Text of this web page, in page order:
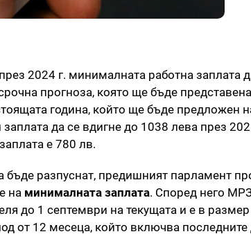
2024 г. минималната работна заплата
прогноза, която ще бъде
година, който ще бъде предложен
да се вдигне до 1038 лева през
е 780 лв.
разпуснат, предишният парламент
на минималната заплата. Според него
до 1 септември на текущата и е в
от 12 месеца, който включва